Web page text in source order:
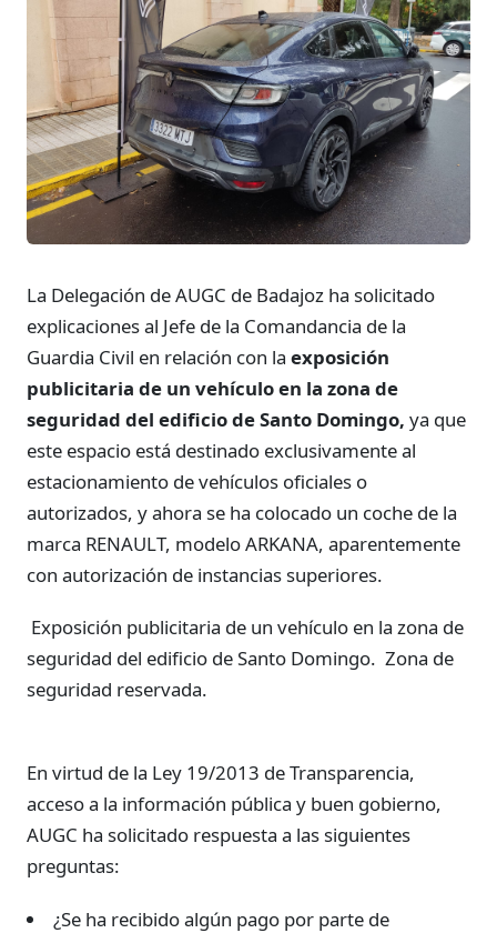
La Delegación de AUGC de Badajoz ha solicitado
explicaciones al Jefe de la Comandancia de la
Guardia Civil en relación con la exposición
publicitaria de un vehículo en la zona de
seguridad del edificio de Santo Domingo, ya que
este espacio está destinado exclusivamente al
estacionamiento de vehículos oficiales o
autorizados, y ahora se ha colocado un coche de la
marca RENAULT, modelo ARKANA, aparentemente
con autorización de instancias superiores.
Exposición publicitaria de un vehículo en la zona de
seguridad del edificio de Santo Domingo. Zona de
seguridad reservada.
En virtud de la Ley 19/2013 de Transparencia,
acceso a la información pública y buen gobierno,
AUGC ha solicitado respuesta a las siguientes
preguntas:
¿Se ha recibido algún pago por parte de